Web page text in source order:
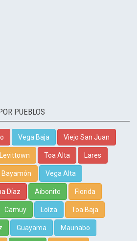
PUEBLOS
Vega Baja Viejo San Juan
Levittown Toa Alta Lares
Bayamón Vega Alta
Díaz Aibonito Florida
Camuy Loíza Toa Baja
Guayama Maunabo